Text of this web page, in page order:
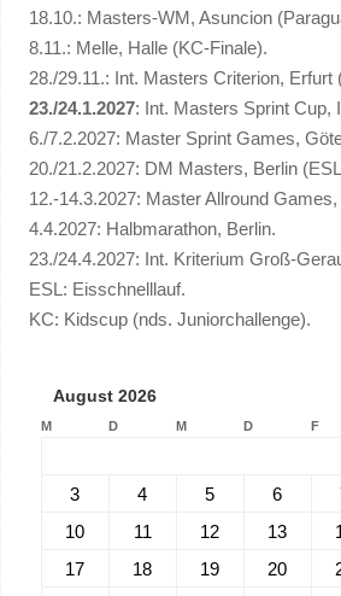
18.10.: Masters-WM, Asuncion
8.11.: Melle, Halle (KC-Finale).
28./29.11.: Int. Masters Criterion, Erfurt
23./24.1.2027: Int. Masters Sprint Cup,
6./7.2.2027: Master Sprint Games,
20./21.2.2027: DM Masters, Berlin
12.-14.3.2027: Master Allround
4.4.2027: Halbmarathon, Berlin.
23./24.4.2027: Int. Kriterium Groß-
ESL: Eisschnelllauf.
KC: Kidscup (nds. Juniorchallenge).
August 2026
M D M D F
3
4 5 6
10
11 12 13
17
18 19 20